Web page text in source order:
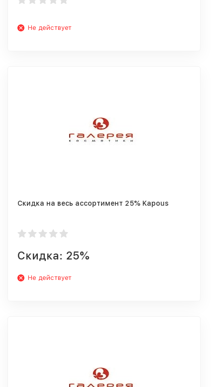
Не действует
Скидка на весь ассортимент 25% Kapous
Скидка: 25%
Не действует